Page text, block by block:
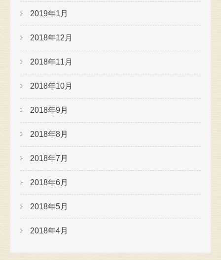
2019年1月
2018年12月
2018年11月
2018年10月
2018年9月
2018年8月
2018年7月
2018年6月
2018年5月
2018年4月